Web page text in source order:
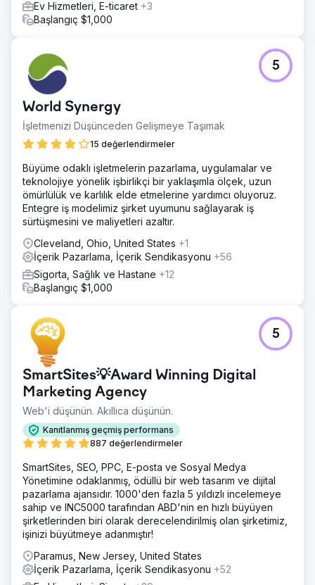
yaklaşımı, arama motorlarına anında otorite sinyali vermek
üzere tasarlandı.
Bu proje, var olmayan bir markayı yerel pazar liderine
dönüştürdü. Web sitesi artık Chicago'nun en yüksek
değerli pencere anahtar kelimeleri için arama
sonuçlarında en üst sıralarda yer alıyor. Bunun doğrudan
bir sonucu olarak, müşteri şu anda yalnızca organik trafik
yoluyla ayda yüzlerce nitelikli potansiyel müşteri elde
ediyor. Onları sıfır görünürlükten bölgedeki en üst
sıralarda yer alan sitelerden biri haline getirmeyi başardık.
Ajans sayfasına git
Ev Hizmetleri, E-ticaret +3
Başlangıç $1,000
World Synergy
İşletmenizi Düşünceden Gelişmeye Taşımak
15 değerlendirmeler
5
Büyüme odaklı işletmelerin pazarlama, uygulamalar ve
teknolojiye yönelik işbirlikçi bir yaklaşımla ölçek, uzun
ömürlülük ve karlılık elde etmelerine yardımcı oluyoruz.
Entegre iş modelimiz şirket uyumunu sağlayarak iş
sürtüşmesini ve maliyetleri azaltır.
Cleveland, Ohio, United States +1
İçerik Pazarlama, İçerik Sendikasyonu +56
Sigorta, Sağlık ve Hastane +12
Başlangıç $1,000
SmartSites💡Award Winning Digital
Marketing Agency
Web'i düşünün. Akıllıca düşünün.
Kanıtlanmış geçmiş performans
887 değerlendirmeler
5
SmartSites, SEO, PPC, E-posta ve Sosyal Medya
Yönetimine odaklanmış, ödüllü bir web tasarım ve dijital
pazarlama ajansıdır. 1000'den fazla 5 yıldızlı incelemeye
sahip ve INC5000 tarafından ABD'nin en hızlı büyüyen
şirketlerinden biri olarak derecelendirilmiş olan şirketimiz,
işinizi büyütmeye adanmıştır!
Paramus, New Jersey, United States
İçerik Pazarlama, İçerik Sendikasyonu +52